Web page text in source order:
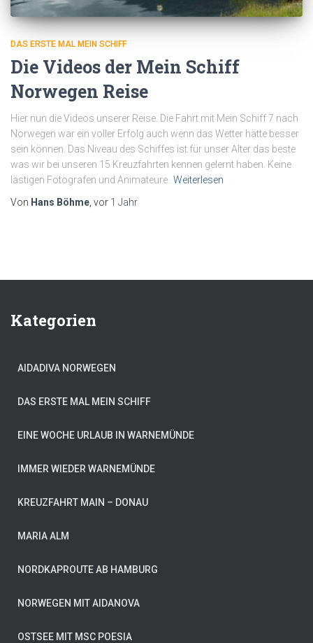
DAS ERSTE MAL MEIN SCHIFF
Die Videos der Mein Schiff
Norwegen Reise
Hier nun die Videos unserer Reise. Die Fahrt mit Mein Schiff 7 nach
Norwegen war ein voller Erfolg auch wenn das Wetter hätte besser
sein können. Das Niveau des Schiffes ist für unser Alter das beste
was wir bei unseren 15 Kreuzfahrten kennen gelernt haben. Keine
lästigen Fotografen und Animateure. Weiterlesen
Von Hans Böhme , vor 1 Jahr
Kategorien
AIDADIVA NORWEGEN
DAS ERSTE MAL MEIN SCHIFF
EINE WOCHE URLAUB IN WARNEMÜNDE
IMMER WIEDER WARNEMÜNDE
KREUZFAHRT MAIN – DONAU
MARIA ALM
NORDKAPROUTE AB HAMBURG
NORWEGEN MIT AIDANOVA
OSTSEE MIT MSC POESIA